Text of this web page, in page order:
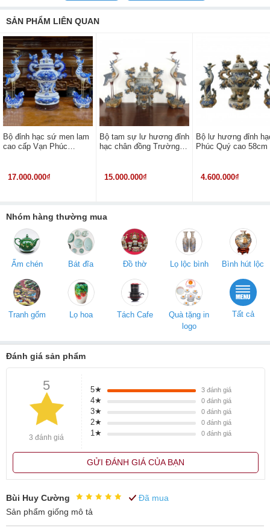
SẢN PHẨM LIÊN QUAN
Bộ đỉnh hạc sứ men lam
cao cấp Vạn Phúc
17.000.000₫
Bộ tam sự lư hương đỉnh
hạc chân đồng Trường
15.000.000₫
Bộ lư hương đỉnh
Phúc Quý cao 58cm
4.600.000₫
Nhóm hàng thường mua
Ấm chén Bát đĩa Đồ thờ Lọ lộc bình Bình hút lộc
Tranh gốm Lọ hoa Tách Cafe
Quà tặng in
logo
Tất cả
Đánh giá sản phẩm
5
3 đánh giá
5★ 3đánh giá
4★ 0đánh giá
3★ 0đánh giá
2★ 0đánh giá
1★ 0đánh giá
GỬI ĐÁNH GIÁ CỦA BẠN
Bùi Huy Cường
Đã mua
Sản phẩm giống mô tả